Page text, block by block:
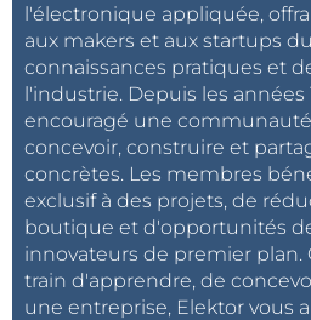
l'électronique appliquée,
aux makers et aux startups
connaissances pratiques et
l'industrie. Depuis les années
encouragé une
concevoir, construire et
concrètes. Les membres
exclusif à des projets, de
boutique et d'opportunités
innovateurs de premier plan.
train d'apprendre, de
une entreprise, Elektor vous